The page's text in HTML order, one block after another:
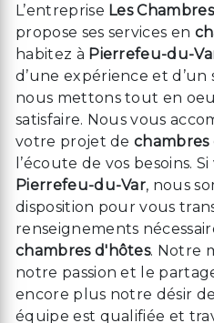
L’entreprise Les
propose ses services en
habitez à Pierrefeu-du-
d’une expérience et
nous mettons tout en
satisfaire. Nous vous
votre projet dechambres
l’écoute de vos besoins.
Pierrefeu-du-Var, nous
disposition pour vous
renseignements
chambres d'hôtes. Notre
notre passion et le
encore plus notre désir
équipe est qualifiée et